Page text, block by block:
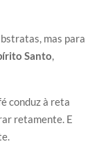
mas para
Santo,
conduz à reta
retamente. E